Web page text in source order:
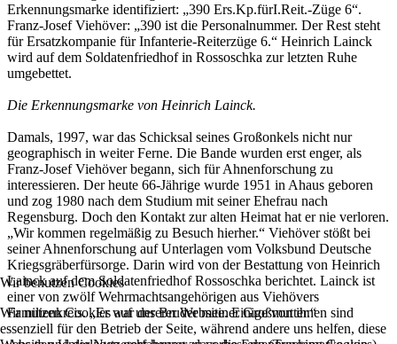
Erkennungsmarke identifiziert: „390 Ers.Kp.fürI.Reit.-Züge 6“.
Franz-Josef Viehöver: „390 ist die Personalnummer. Der Rest steht
für Ersatzkompanie für Infanterie-Reiterzüge 6.“ Heinrich Lainck
wird auf dem Soldatenfriedhof in Rossoschka zur letzten Ruhe
umgebettet.
Die Erkennungsmarke von Heinrich Lainck.
Damals, 1997, war das Schicksal seines Großonkels nicht nur
geographisch in weiter Ferne. Die Bande wurden erst enger, als
Franz-Josef Viehöver begann, sich für Ahnenforschung zu
interessieren. Der heute 66-Jährige wurde 1951 in Ahaus geboren
und zog 1980 nach dem Studium mit seiner Ehefrau nach
Regensburg. Doch den Kontakt zur alten Heimat hat er nie verloren.
„Wir kommen regelmäßig zu Besuch hierher.“ Viehöver stößt bei
seiner Ahnenforschung auf Unterlagen vom Volksbund Deutsche
Kriegsgräberfürsorge. Darin wird von der Bestattung von Heinrich
Lainck auf dem Soldatenfriedhof Rossoschka berichtet. Lainck ist
einer von zwölf Wehrmachtsangehörigen aus Viehövers
Familienkreis. „Er war der Bruder meiner Großmutter.“
Wir benutzen Cookies
Wir nutzen Cookies auf unserer Website. Einige von ihnen sind
essenziell für den Betrieb der Seite, während andere uns helfen, diese